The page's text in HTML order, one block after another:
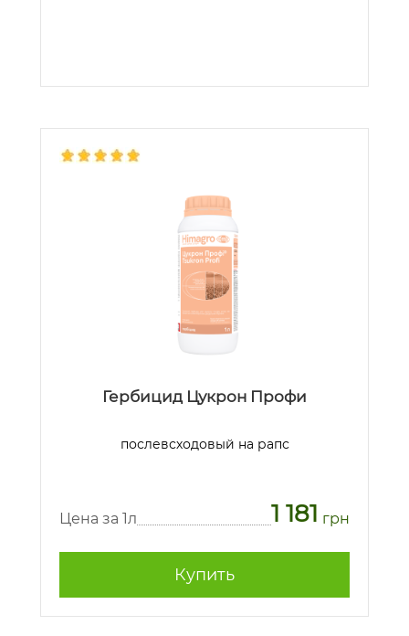
Гербицид Цукрон Профи
послевсходовый на рапс
Цена за 1л 1 181 грн
Купить